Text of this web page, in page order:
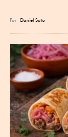
Por Daniel Soto